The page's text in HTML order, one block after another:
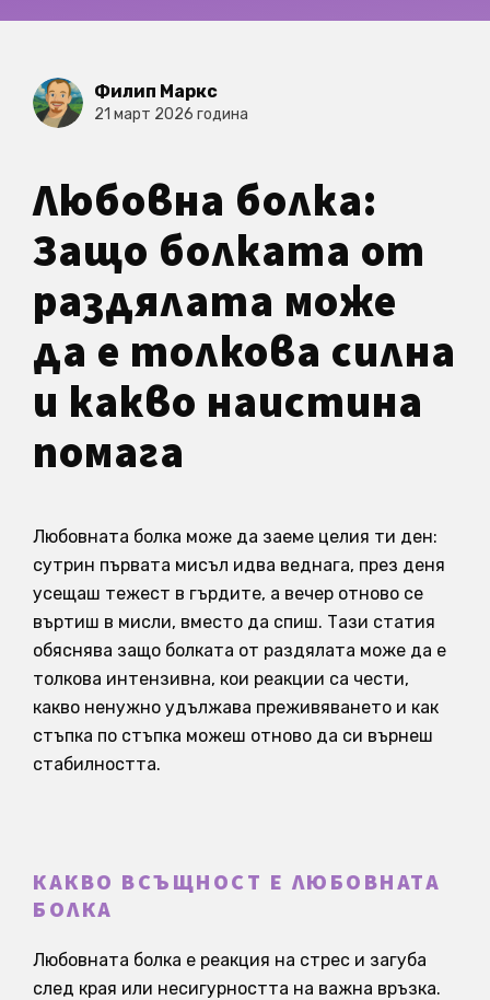
Филип Маркс
21 март 2026 година
Любовна болка:
Защо болката от
раздялата може
да е толкова силна
и какво наистина
помага
Любовната болка може да заеме целия ти ден:
сутрин първата мисъл идва веднага, през деня
усещаш тежест в гърдите, а вечер отново се
въртиш в мисли, вместо да спиш. Тази статия
обяснява защо болката от раздялата може да е
толкова интензивна, кои реакции са чести,
какво ненужно удължава преживяването и как
стъпка по стъпка можеш отново да си върнеш
стабилността.
КАКВО ВСЪЩНОСТ Е ЛЮБОВНАТА
БОЛКА
Любовната болка е реакция на стрес и загуба
след края или несигурността на важна връзка.